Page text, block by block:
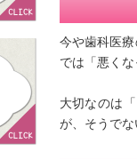
今や歯科医
では「悪く
大切なのは
が、そうでな